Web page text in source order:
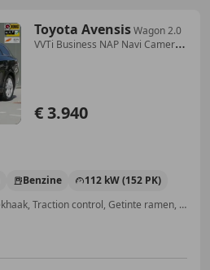
Toyota AvensisWagon 2.0
VVTi Business NAP Navi Camera
€ 3.940
Benzine
112 kW (152 PK)
Parkeerhulp met camera, Trekhaak, Traction control, Getinte ramen, Emergency Brake Assist, Electronic Stability Program, Startonderbreker, MP3